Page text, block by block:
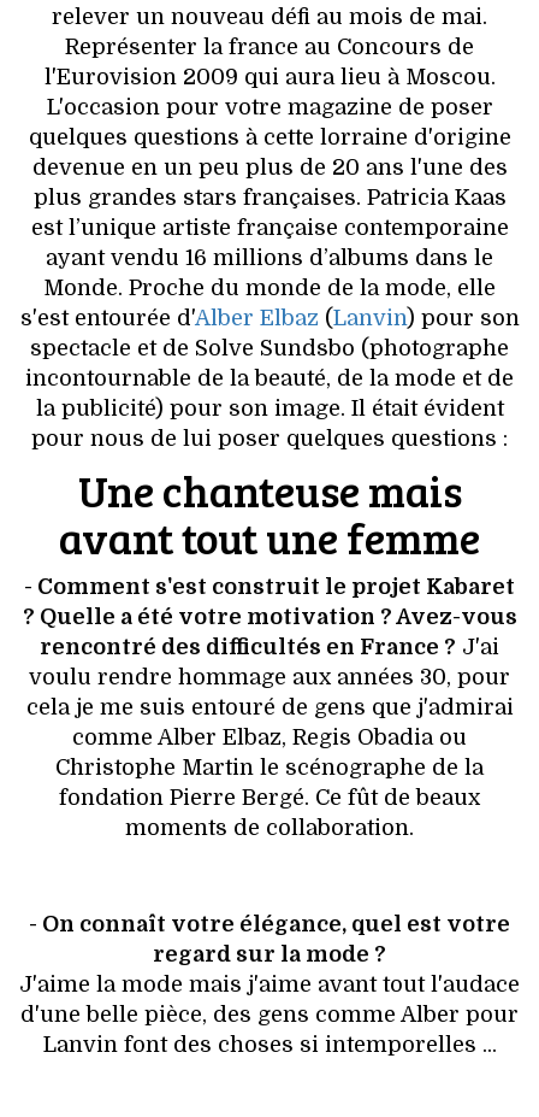
relever un nouveau défi au mois de mai.
Représenter la france au Concours de
l'Eurovision 2009 qui aura lieu à Moscou.
L'occasion pour votre magazine de poser
quelques questions à cette lorraine d'origine
devenue en un peu plus de 20 ans l'une des
plus grandes stars françaises. Patricia Kaas
est l’unique artiste française contemporaine
ayant vendu 16 millions d’albums dans le
Monde. Proche du monde de la mode, elle
s'est entourée d'Alber Elbaz (Lanvin) pour son
spectacle et de Solve Sundsbo (photographe
incontournable de la beauté, de la mode et de
la publicité) pour son image. Il était évident
pour nous de lui poser quelques questions :
Une chanteuse mais
avant tout une femme
- Comment s'est construit le projet Kabaret
? Quelle a été votre motivation ? Avez-vous
rencontré des difficultés en France ? J'ai
voulu rendre hommage aux années 30, pour
cela je me suis entouré de gens que j'admirai
comme Alber Elbaz, Regis Obadia ou
Christophe Martin le scénographe de la
fondation Pierre Bergé. Ce fût de beaux
moments de collaboration.
- On connaît votre élégance, quel est votre
regard sur la mode ?
J'aime la mode mais j'aime avant tout l'audace
d'une belle pièce, des gens comme Alber pour
Lanvin font des choses si intemporelles ...